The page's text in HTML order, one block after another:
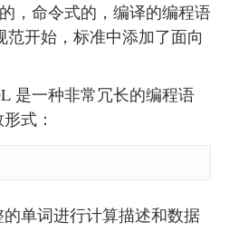
，命令式的，编译的编程语
范开始，标准中添加了面向
是一种非常冗长的编程语
式：
单词进行计算描述和数据